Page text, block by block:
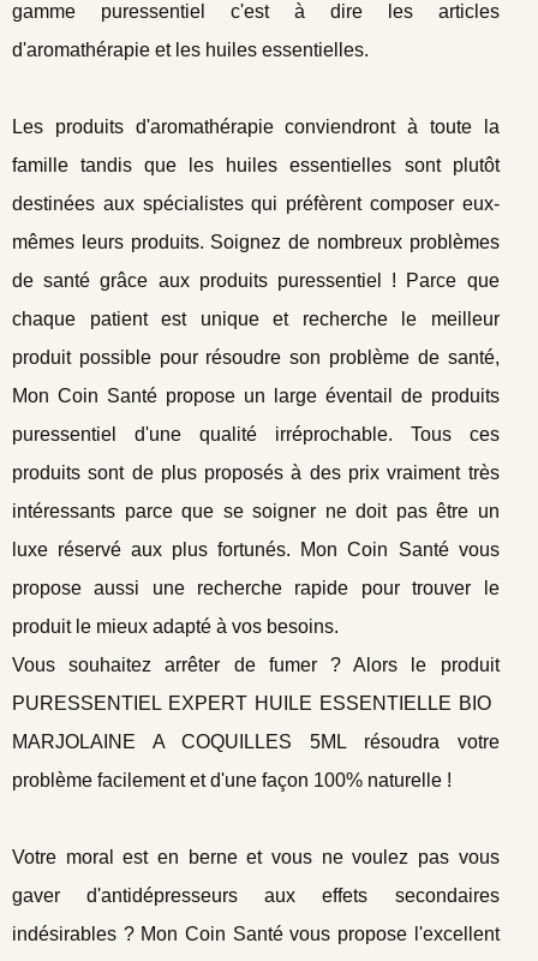
gamme puressentiel c'est à dire les articles
d'aromathérapie et les huiles essentielles.
Les produits d'aromathérapie conviendront à toute la
famille tandis que les huiles essentielles sont plutôt
destinées aux spécialistes qui préfèrent composer eux-
mêmes leurs produits. Soignez de nombreux problèmes
de santé grâce aux produits puressentiel ! Parce que
chaque patient est unique et recherche le meilleur
produit possible pour résoudre son problème de santé,
Mon Coin Santé propose un large éventail de produits
puressentiel d'une qualité irréprochable. Tous ces
produits sont de plus proposés à des prix vraiment très
intéressants parce que se soigner ne doit pas être un
luxe réservé aux plus fortunés. Mon Coin Santé vous
propose aussi une recherche rapide pour trouver le
produit le mieux adapté à vos besoins.
Vous souhaitez arrêter de fumer ? Alors le produit
PURESSENTIEL EXPERT HUILE ESSENTIELLE BIO 
MARJOLAINE A COQUILLES 5ML résoudra votre
problème facilement et d'une façon 100% naturelle !
Votre moral est en berne et vous ne voulez pas vous
gaver d'antidépresseurs aux effets secondaires
indésirables ? Mon Coin Santé vous propose l'excellent